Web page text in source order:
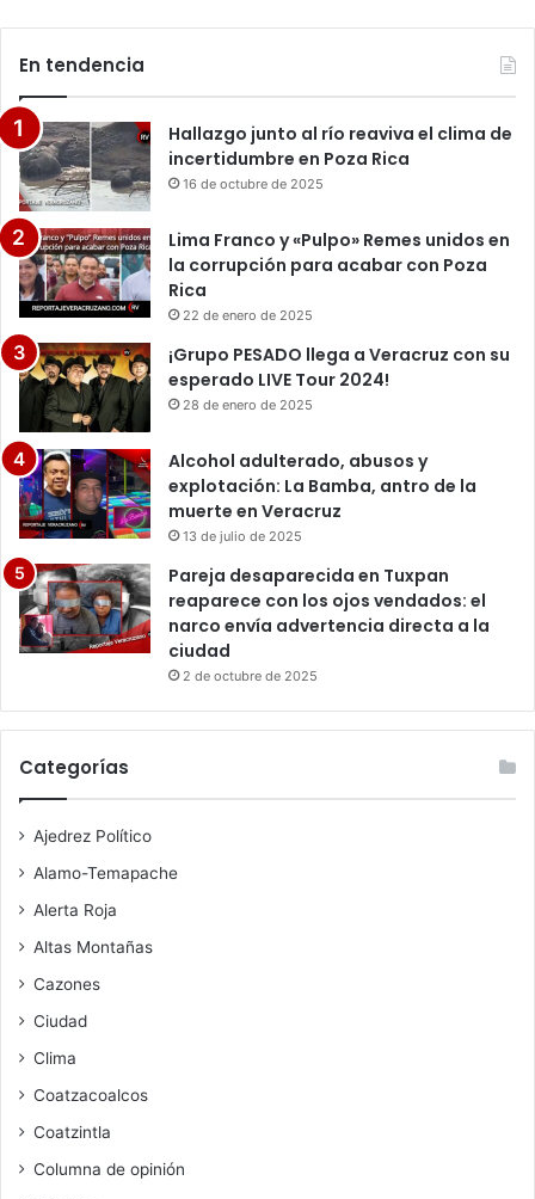
En tendencia
Hallazgo junto al río reaviva el clima de
incertidumbre en Poza Rica
16 de octubre de 2025
Lima Franco y «Pulpo» Remes unidos en
la corrupción para acabar con Poza
Rica
22 de enero de 2025
¡Grupo PESADO llega a Veracruz con su
esperado LIVE Tour 2024!
28 de enero de 2025
Alcohol adulterado, abusos y
explotación: La Bamba, antro de la
muerte en Veracruz
13 de julio de 2025
Pareja desaparecida en Tuxpan
reaparece con los ojos vendados: el
narco envía advertencia directa a la
ciudad
2 de octubre de 2025
Categorías
Ajedrez Político
Alamo-Temapache
Alerta Roja
Altas Montañas
Cazones
Ciudad
Clima
Coatzacoalcos
Coatzintla
Columna de opinión